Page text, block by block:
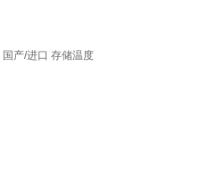
国产/进口 存储温度